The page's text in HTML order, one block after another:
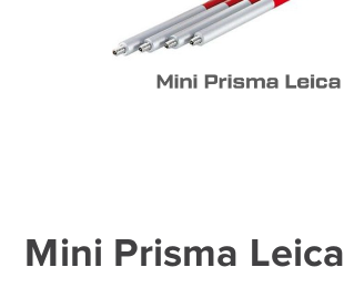
Mini Prisma Leica